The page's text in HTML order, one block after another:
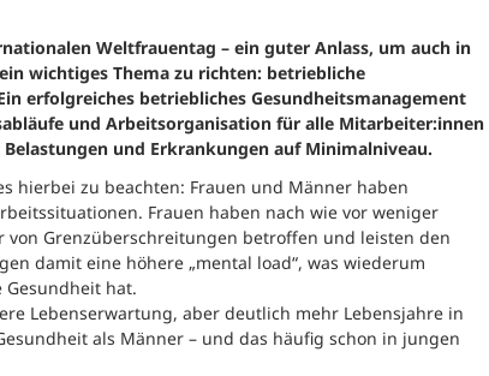
Weltfrauentag – ein guter Anlass, um auch in
wichtiges Thema zu richten: betriebliche
erfolgreiches betriebliches Gesundheitsmanagement
und Arbeitsorganisation für alle Mitarbeiter:innen
und Erkrankungen auf Minimalniveau.
hierbei zu beachten: Frauen und Männer haben
Frauen haben nach wie vor weniger
von Grenzüberschreitungen betroffen und leisten den
damit eine höhere „mental load“, was wiederum
hat.
Lebenserwartung, aber deutlich mehr Lebensjahre in
als Männer – und das häufig schon in jungen